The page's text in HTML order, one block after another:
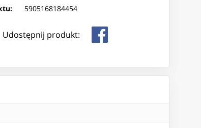
5905168184454
Udostępnij produkt: